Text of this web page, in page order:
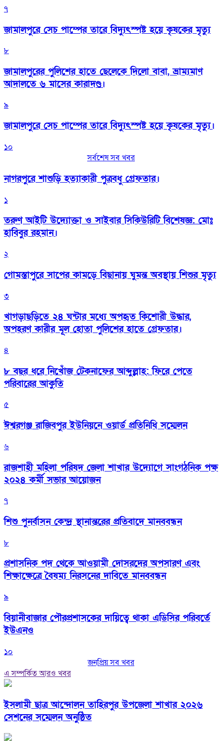
৭
জামালপুরে সেচ পাম্পের তারে বিদ্যুৎস্পষ্ট হয়ে কৃষকের মৃত্যু
৮
জামালপুরের পুলিশের হাতে ছেলেকে দিলো বাবা, ভ্রাম্যমাণ
আদালতে ৬ মাসের কারাদণ্ড।
৯
জামালপুরে সেচ পাম্পের তারে বিদ্যুৎস্পষ্ট হয়ে কৃষকের মৃত্যু।
১০
সর্বশেষ সব খবর
নাগরপুরে শাশুড়ি হত্যাকারী পুত্রবধু গ্রেফতার।
১
তরুণ আইটি উদ্যোক্তা ও সাইবার সিকিউরিটি বিশেষজ্ঞ: মোঃ
হাবিবুর রহমান।
২
গোমস্তাপুরে সাপের কামড়ে বিছানায় ঘুমন্ত অবস্থায় শিশুর মৃত্যু
৩
খাগড়াছড়িতে ২৪ ঘন্টার মধ্যে অপহৃত কিশোরী উদ্ধার,
অপহরণ কারীর মূল হোতা পুলিশের হাতে গ্রেফতার।
৪
৮ বছর ধরে নিখোঁজ টেকনাফের আব্দুল্লাহ: ফিরে পেতে
পরিবারের আকুতি
৫
ঈশ্বরগঞ্জ রাজিবপুর ইউনিয়নে ওয়ার্ড প্রতিনিধি সম্মেলন
৬
রাজশাহী মহিলা পরিষদ জেলা শাখার উদ্যোগে সাংগঠনিক পক্ষ
২০২৪ কর্মী সভার আয়োজন
৭
শিশু পুনর্বাসন কেন্দ্র স্থানান্তরের প্রতিবাদে মানববন্ধন
৮
প্রশাসনিক পদ থেকে আওয়ামী দোসরদের অপসারণ এবং
শিক্ষাক্ষেত্রে বৈষম্য নিরসনের দাবিতে মানববন্ধন
৯
বিয়ানীবাজার পৌরপ্রশাসকের দায়িত্বে থাকা এডিসির পরিবর্তে
ইউএনও
১০
জনপ্রিয় সব খবর
এ সম্পর্কিত আরও খবর
ইসলামী ছাত্র আন্দোলন তাহিরপুর উপজেলা শাখার ২০২৬
সেশনের সম্মেলন অনুষ্ঠিত